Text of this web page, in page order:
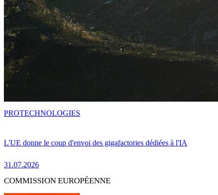
L'UE donne le coup d'envoi des gigafactories dédiées à l'IA
31.07.2026
PROTECHNOLOGIES
COMMISSION EUROPÉENNE